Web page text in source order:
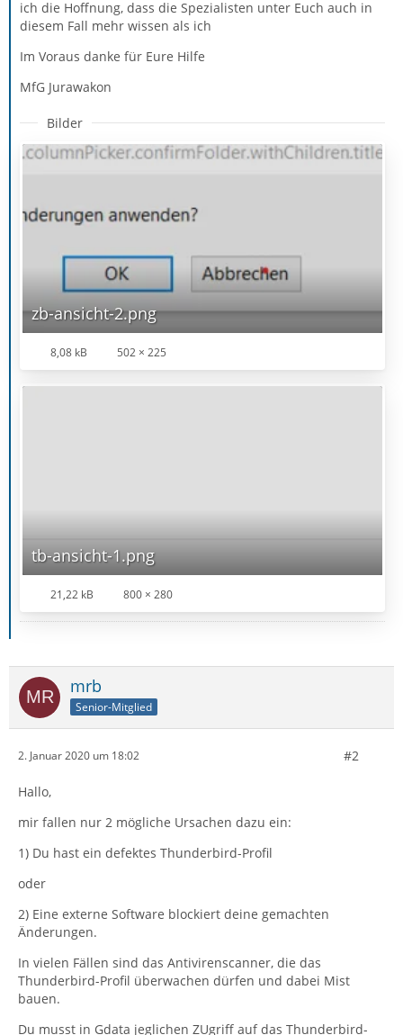
ich die Hoffnung, dass die Spezialisten unter Euch auch in
diesem Fall mehr wissen als ich
Im Voraus danke für Eure Hilfe
MfG Jurawakon
Bilder
zb-ansicht-2.png
8,08 kB 502 × 225
tb-ansicht-1.png
21,22 kB 800 × 280
mrb
Senior-Mitglied
2. Januar 2020 um 18:02 #2
Hallo,
mir fallen nur 2 mögliche Ursachen dazu ein:
1) Du hast ein defektes Thunderbird-Profil
oder
2) Eine externe Software blockiert deine gemachten
Änderungen.
In vielen Fällen sind das Antivirenscanner, die das
Thunderbird-Profil überwachen dürfen und dabei Mist
bauen.
Du musst in Gdata jeglichen ZUgriff auf das Thunderbird-